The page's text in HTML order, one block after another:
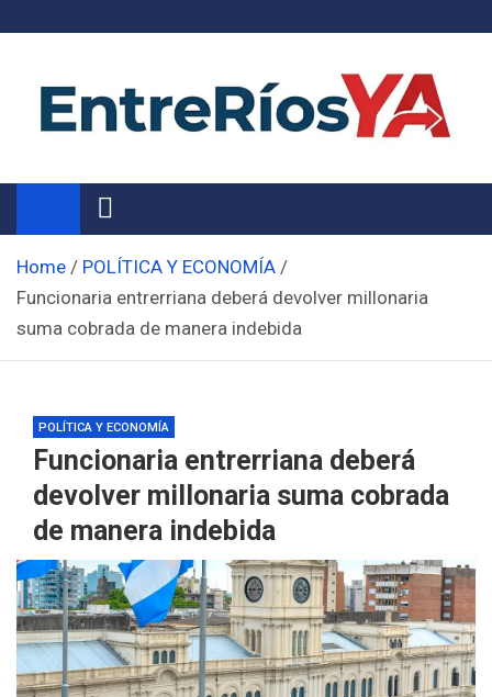
Noticias de Entre Ríos
Información de toda la provincia ahora
Home
POLÍTICA Y ECONOMÍA
Funcionaria entrerriana deberá devolver millonaria
suma cobrada de manera indebida
POLÍTICA Y ECONOMÍA
Funcionaria entrerriana deberá
devolver millonaria suma cobrada
de manera indebida